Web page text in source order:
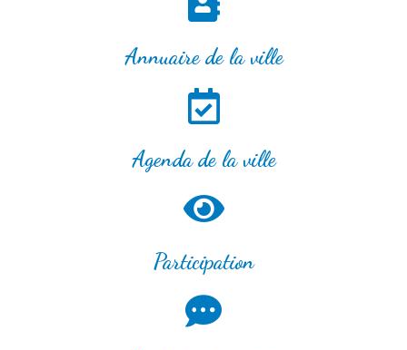
Annuaire de la ville
Agenda de la ville
Participation